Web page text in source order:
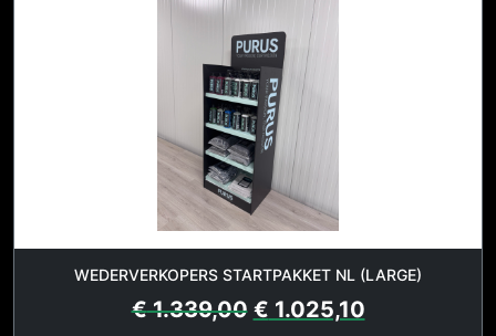
WEDERVERKOPERS STARTPAKKET NL (LARGE)
€1.339,00 € 1.025,10